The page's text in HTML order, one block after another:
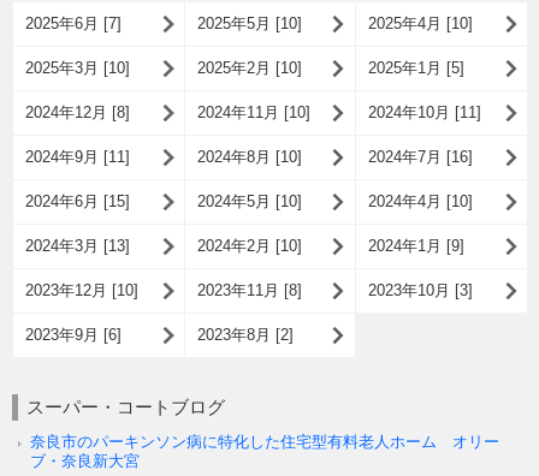
2025年6月 [7] 2025年5月 [10] 2025年4月 [10]
2025年3月 [10] 2025年2月 [10] 2025年1月 [5]
2024年12月 [8] 2024年11月 [10] 2024年10月 [11]
2024年9月 [11] 2024年8月 [10] 2024年7月 [16]
2024年6月 [15] 2024年5月 [10] 2024年4月 [10]
2024年3月 [13] 2024年2月 [10] 2024年1月 [9]
2023年12月 [10] 2023年11月 [8] 2023年10月 [3]
2023年9月 [6] 2023年8月 [2]
スーパー・コートブログ
奈良市のパーキンソン病に特化した住宅型有料老人ホーム オリー
ブ・奈良新大宮